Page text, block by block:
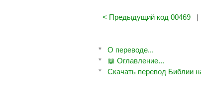
< Предыдущий код 00469 |
*
О переводе...
*
📖 Оглавление...
*
Скачать перевод Библии